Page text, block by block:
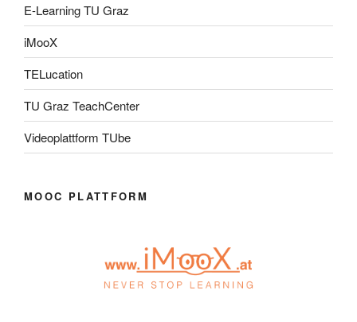
E-Learning TU Graz
iMooX
TELucation
TU Graz TeachCenter
Videoplattform TUbe
MOOC PLATTFORM